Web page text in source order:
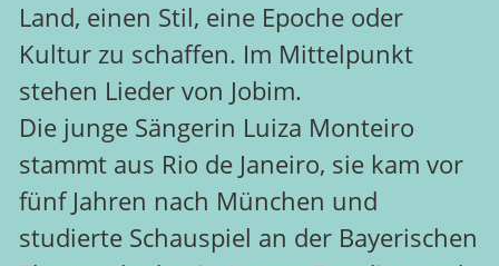
Land, einen Stil, eine Epoche oder
Kultur zu schaffen. Im Mittelpunkt
stehen Lieder von Jobim.
Die junge Sängerin Luiza Monteiro
stammt aus Rio de Janeiro, sie kam vor
fünf Jahren nach München und
studierte Schauspiel an der Bayerischen